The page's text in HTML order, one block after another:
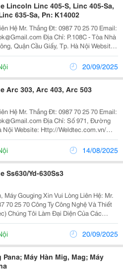
Lincoln Linc 405-S, Linc 405-Sa,
635-Sa, Pn: K14002
Đt: 0987 70 25 70 Email:
Địa Chỉ: P.108C - Tòa Nhà
Quận Cầu Giấy, Tp. Hà Nội Website:
Và Tay Kéo Sẵn
Chuy
20/09/2025
Arc 303, Arc 403, Arc 503
Đt: 0987 70 25 70 Email:
Địa Chỉ: Số 971, Đường
Và Thiết Bị Hàn ( Weldt Ec) Chúng
Đại Lý Ủy Quy
14/08/2025
Ss630/Yd-630Ss3
Xin Vui Lòng Liên Hệ: Mr.
Công Nghệ Và Thiết
Chúng Tôi Làm Đại Diện Của Các
Gia Công Cnc - Full Mark (Đài L
20/09/2025
Pana; Máy Hàn Mig, Mag; Máy